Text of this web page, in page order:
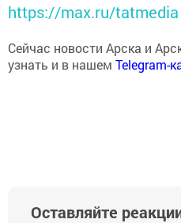
https://max.ru/tatmedia
Сейчас новости Арска и
узнать и в нашем Telegram-
Оставляйте